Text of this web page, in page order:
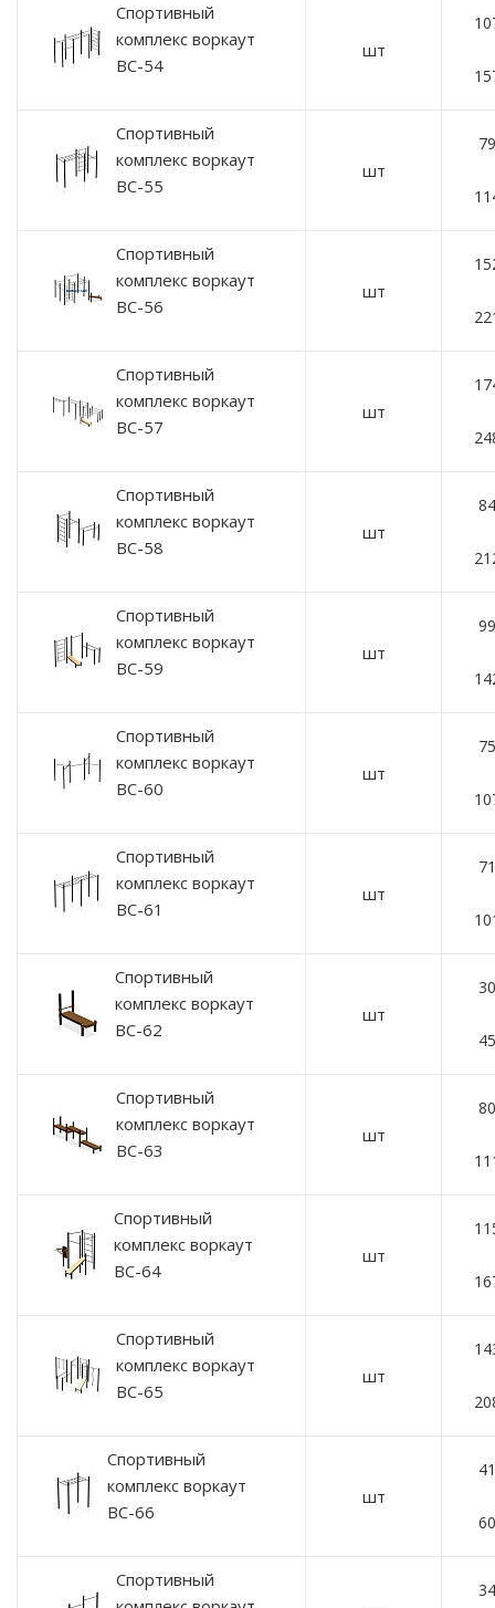
Спортивный
комплекс воркаут
ВС-54
шт
Спортивный
комплекс воркаут
ВС-55
шт
Спортивный
комплекс воркаут
ВС-56
шт
Спортивный
комплекс воркаут
ВС-57
шт
Спортивный
комплекс воркаут
ВС-58
шт
Спортивный
комплекс воркаут
ВС-59
шт
Спортивный
комплекс воркаут
ВС-60
шт
Спортивный
комплекс воркаут
ВС-61
шт
Спортивный
комплекс воркаут
ВС-62
шт
Спортивный
комплекс воркаут
ВС-63
шт
Спортивный
комплекс воркаут
ВС-64
шт
Спортивный
комплекс воркаут
ВС-65
шт
Спортивный
комплекс воркаут
ВС-66
шт
Спортивный